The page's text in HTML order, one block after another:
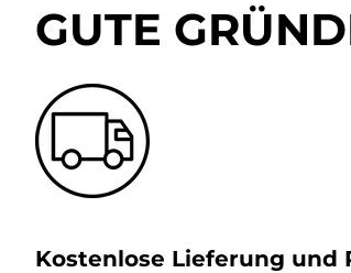
GUTE
Kostenlose Lieferung und